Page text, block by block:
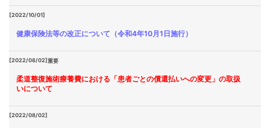
[2022/10/01]
健康保険法等の改正について（令和4年10月1日施行）
[2022/08/02]重要
柔道整復施術療養費における「患者ごとの償還払いへの変更」の取扱
いについて
[2022/08/02]